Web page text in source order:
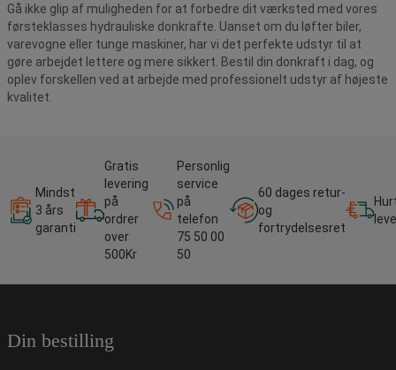
Gå ikke glip af muligheden for at forbedre dit værksted med vores
førsteklasses hydrauliske donkrafte. Uanset om du løfter biler,
varevogne eller tunge maskiner, har vi det perfekte udstyr til at
gøre arbejdet lettere og mere sikkert. Bestil din donkraft i dag, og
oplev forskellen ved at arbejde med professionelt udstyr af højeste
kvalitet.
Mindst
3 års
garanti
Gratis
levering
på
ordrer
over
500Kr
Personlig
service
på
telefon
75 50 00
50
60 dages retur-
og
fortrydelsesret
Din bestilling